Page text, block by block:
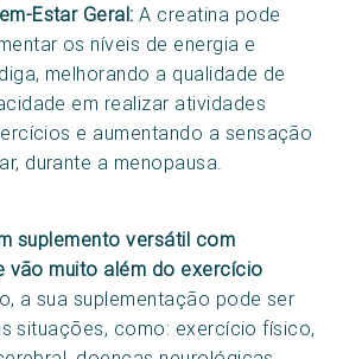
Estar Geral:A creatina pode
os níveis de energia e
melhorando a qualidade de
em realizar atividades
e aumentando a sensação
durante a menopausa.
suplemento versátil com
vão muito além do exercício
a sua suplementação pode ser
situações, como: exercício físico,